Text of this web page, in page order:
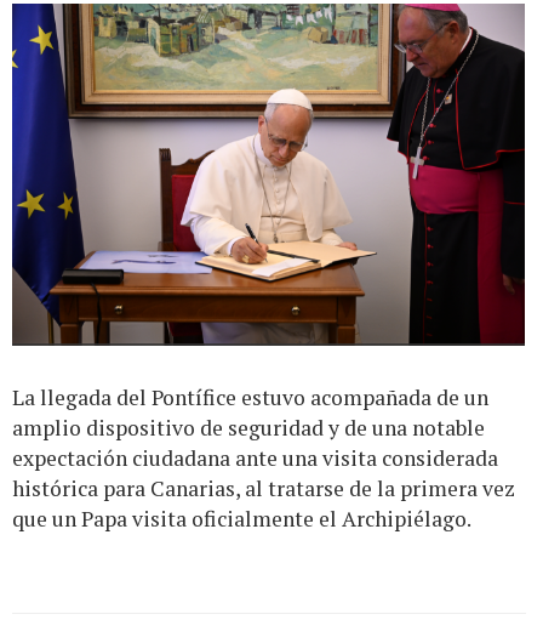
La llegada del Pontífice estuvo acompañada de un
amplio dispositivo de seguridad y de una notable
expectación ciudadana ante una visita considerada
histórica para Canarias, al tratarse de la primera vez
que un Papa visita oficialmente el Archipiélago.